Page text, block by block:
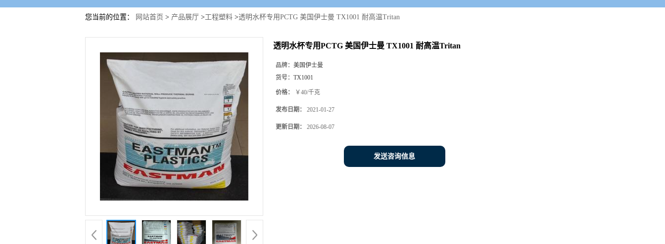
您当前的位置： 网站首页 > 产品展厅 >工程塑料 >透明水杯专用PCTG 美国伊士曼 TX1001 耐高温Tritan
透明水杯专用PCTG 美国伊士曼 TX1001 耐高温Tritan
品牌： 美国伊士曼
货号： TX1001
价格： ￥40/千克
发布日期： 2021-01-27
更新日期： 2026-08-07
发送咨询信息